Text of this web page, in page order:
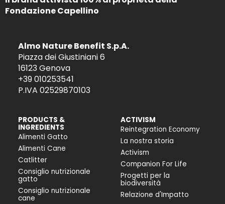
Fondazione Capellino
Almo Nature Benefit S.p.A.
Piazza dei Giustiniani 6
16123 Genova
+39 010253541
P.IVA 02529870103
PRODUCTS &
INGREDIENTS
Alimenti Gatto
Alimenti Cane
Catlitter
Consiglio nutrizionale
gatto
Consiglio nutrizionale
cane
ACTIVISM
Reintegration Economy
La nostra storia
Activism
Companion For Life
Progetti per la
biodiversità
Relazione d'Impatto